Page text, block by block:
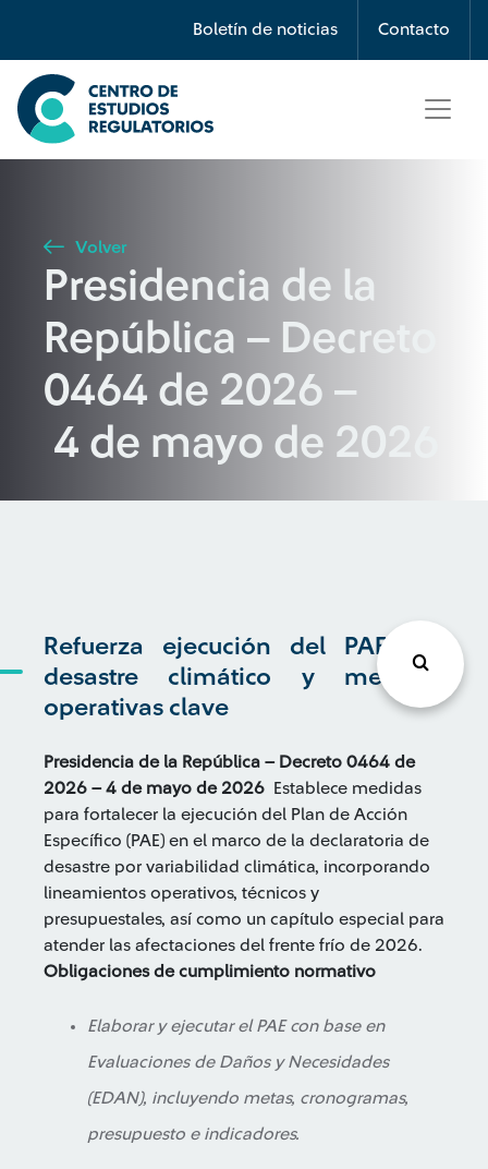
Boletín de noticias Contacto
Búsqueda
Seleccione país
Buscar
Volver
Presidencia de la
República – Decreto
0464 de 2026 –
4 de mayo de 2026
Refuerza ejecución del PAE por
desastre climático y medidas
operativas clave
Presidencia de la República – Decreto 0464 de
2026 – 4 de mayo de 2026
Establece medidas
para fortalecer la ejecución del Plan de Acción
Específico (PAE) en el marco de la declaratoria de
desastre por variabilidad climática, incorporando
lineamientos operativos, técnicos y
presupuestales, así como un capítulo especial para
atender las afectaciones del frente frío de 2026.
Obligaciones de cumplimiento normativo
Elaborar y ejecutar el PAE con base en
Evaluaciones de Daños y Necesidades
(EDAN), incluyendo metas, cronogramas,
presupuesto e indicadores.